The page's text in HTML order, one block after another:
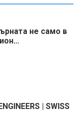
не само в
| SWISS